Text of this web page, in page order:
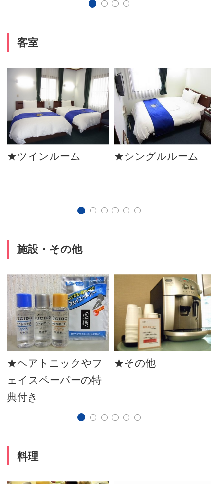
客室
★ツインルーム ★シングルルーム
施設・その他
★ヘアトニックやフ
ェイスペーパーの特
典付き
★その他
料理